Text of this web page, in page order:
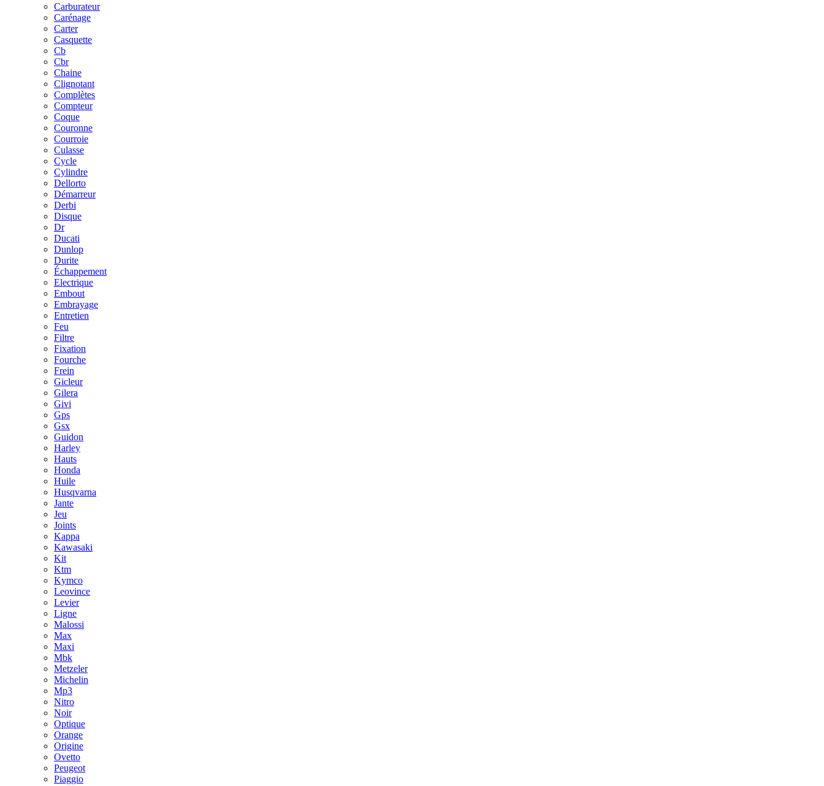
Carburateur
Carénage
Carter
Casquette
Cb
Cbr
Chaine
Clignotant
Complètes
Compteur
Coque
Couronne
Courroie
Culasse
Cycle
Cylindre
Dellorto
Démarreur
Derbi
Disque
Dr
Ducati
Dunlop
Durite
Échappement
Electrique
Embout
Embrayage
Entretien
Feu
Filtre
Fixation
Fourche
Frein
Gicleur
Gilera
Givi
Gps
Gsx
Guidon
Harley
Hauts
Honda
Huile
Husqvarna
Jante
Jeu
Joints
Kappa
Kawasaki
Kit
Ktm
Kymco
Leovince
Levier
Ligne
Malossi
Max
Maxi
Mbk
Metzeler
Michelin
Mp3
Nitro
Noir
Optique
Orange
Origine
Ovetto
Peugeot
Piaggio